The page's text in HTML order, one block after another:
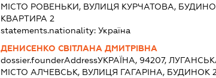
МІСТО РОВЕНЬКИ, ВУЛИЦЯ КУРЧАТОВА,
КВАРТИРА 2
statements.nationality:Україна
ДЕНИСЕНКО СВІТЛАНА ДМИТРІВНА
dossier.founderAddressУКРАЇНА, 94207,
МІСТО АЛЧЕВСЬК, ВУЛИЦЯ ГАГАРІНА, БУДИНОК